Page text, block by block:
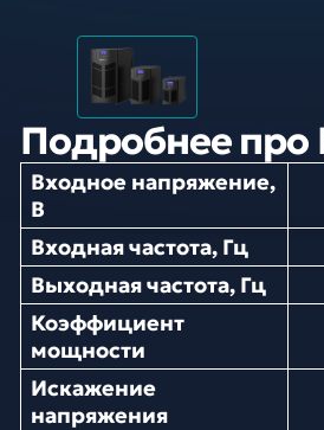
Подробнее про
Входное напряжение,
В
Входная частота, Гц
Выходная частота, Гц
Коэффициент
мощности
Искажение
напряжения